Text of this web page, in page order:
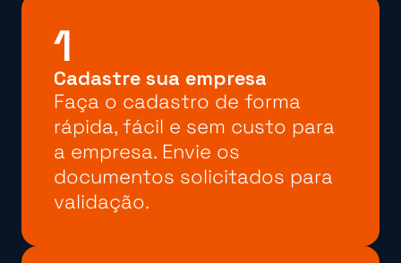
1
Cadastre sua empresa
Faça o cadastro de forma
rápida, fácil e sem custo para
a empresa. Envie os
documentos solicitados para
validação.